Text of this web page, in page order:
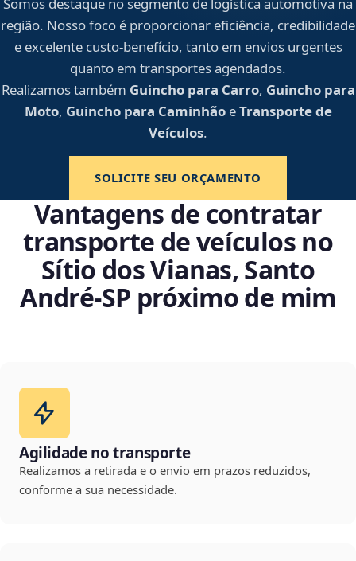
Somos destaque no segmento de logística automotiva na
região. Nosso foco é proporcionar eficiência, credibilidade
e excelente custo-benefício, tanto em envios urgentes
quanto em transportes agendados.
Realizamos também Guincho para Carro, Guincho para
Moto, Guincho para CaminhãoeTransporte de
Veículos.
SOLICITE SEU ORÇAMENTO
Vantagens de contratar
transporte de veículos no
Sítio dos Vianas, Santo
André‑SP próximo de mim
Agilidade no transporte
Realizamos a retirada e o envio em prazos reduzidos,
conforme a sua necessidade.